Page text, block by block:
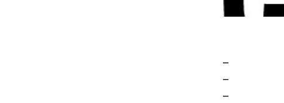
–
–
–